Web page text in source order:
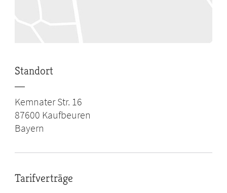
Standort
Kemnater Str. 16
87600 Kaufbeuren
Bayern
Tarifverträge